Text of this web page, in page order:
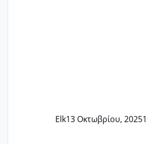
Elk13 Οκτωβρίου, 2025